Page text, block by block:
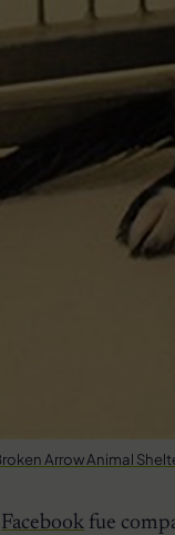
Arrow Animal
Facebook fue